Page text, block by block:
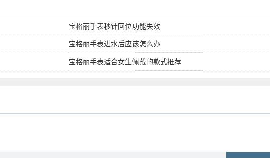
宝格丽手表秒针回位功能失效
宝格丽手表进水后应该怎么办
宝格丽手表适合女生佩戴的款式推荐